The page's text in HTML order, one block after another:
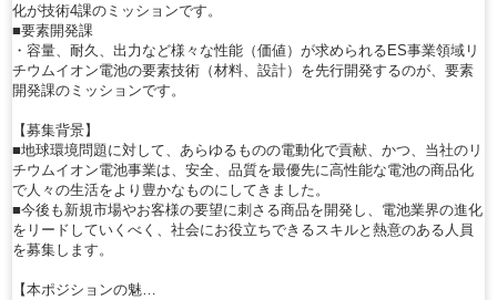
化が技術4課のミッションです。
■要素開発課
・容量、耐久、出力など様々な性能（価値）が求められるES事業領域リ
チウムイオン電池の要素技術（材料、設計）を先行開発するのが、要素
開発課のミッションです。
【募集背景】
■地球環境問題に対して、あらゆるものの電動化で貢献、かつ、当社のリ
チウムイオン電池事業は、安全、品質を最優先に高性能な電池の商品化
で人々の生活をより豊かなものにしてきました。
■今後も新規市場やお客様の要望に刺さる商品を開発し、電池業界の進化
をリードしていくべく、社会にお役立ちできるスキルと熱意のある人員
を募集します。
【本ポジションの魅…